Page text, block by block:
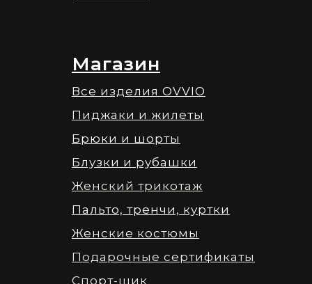
Все изделия OVVIO
Пиджаки и жилеты
Брюки и шорты
Блузки и рубашки
Женский трикотаж
Пальто, тренчи, куртки
Женские костюмы
Подарочные сертификаты
Спорт-шик
Магазин